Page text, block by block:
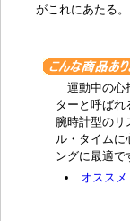
がこれにあたる。
運動中の心
ターと呼ばれ
腕時計型のリ
ル・タイムに
ングに最適で
オススメ